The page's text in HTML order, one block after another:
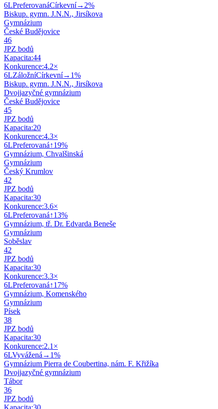
6LPreferovanáCírkevní→ 2%
Biskup. gymn. J.N.N., Jirsíkova
Gymnázium
České Budějovice
46
JPZ bodů
Kapacita:44
Konkurence:4.2×
6LZáložníCírkevní→ 1%
Biskup. gymn. J.N.N., Jirsíkova
Dvojjazyčné gymnázium
České Budějovice
45
JPZ bodů
Kapacita:20
Konkurence:4.3×
6LPreferovaná↑19%
Gymnázium, Chvalšinská
Gymnázium
Český Krumlov
42
JPZ bodů
Kapacita:30
Konkurence:3.6×
6LPreferovaná↑13%
Gymnázium, tř. Dr. Edvarda Beneše
Gymnázium
Soběslav
42
JPZ bodů
Kapacita:30
Konkurence:3.3×
6LPreferovaná↑17%
Gymnázium, Komenského
Gymnázium
Písek
38
JPZ bodů
Kapacita:30
Konkurence:2.1 ×
6LVyvážená → 1%
Gymnázium Pierra de Coubertina, nám. F. Křižíka
Dvojjazyčné gymnázium
Tábor
36
JPZ bodů
Kapacita:30